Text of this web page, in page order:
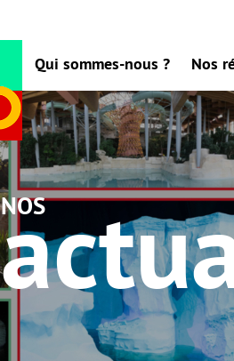
Qui sommes-nous ? Nos
nos